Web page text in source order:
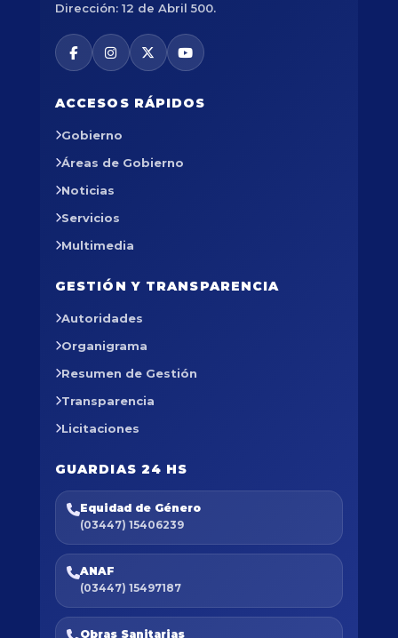
Dirección: 12 de Abril 500.
ACCESOS RÁPIDOS
Gobierno
Áreas de Gobierno
Noticias
Servicios
Multimedia
GESTIÓN Y TRANSPARENCIA
Autoridades
Organigrama
Resumen de Gestión
Transparencia
Licitaciones
GUARDIAS 24 HS
Equidad de Género
(03447) 15406239
ANAF
(03447) 15497187
Obras Sanitarias